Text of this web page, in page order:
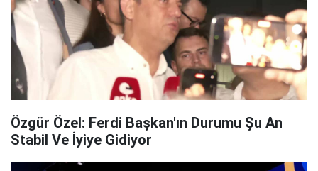
Özgür Özel: Ferdi Başkan'ın Durumu Şu An
Stabil Ve İyiye Gidiyor